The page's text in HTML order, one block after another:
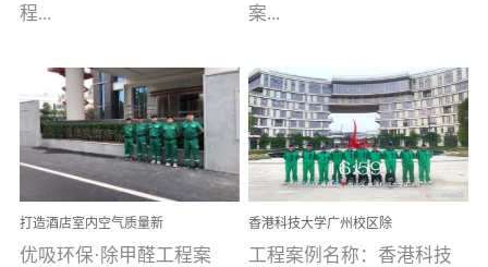
自动化生产设备和成熟的
选择源头源材料、严控产
品质量，我们每一批的生
产产品都经过严格的质检
程序；生产车间为优吸总
部和全国分支机构生产光
触媒、净醛王、祛味剂等
优吸系列产品，保质保量
空气治理项目顺利启航，
程...
案例【深圳安居乐寓】室
内空气治理项目深圳安居
乐寓 深圳市安居乐寓
为深圳安居集团旗下城...
案...
例(学校工装节选)广州南沙
小学(珠江湾校区)项目地
址：广州市南沙区海滨路
南沙珠江湾江门市蓬江区
禾...
打造酒店室内空气质量新
标杆——优吸环保·标杆之
作：东莞美豪雅致酒店室
优吸环保·除甲醛工程案
香港科技大学广州校区除
甲醛项目圆满完成
工程案例名称：香港科技